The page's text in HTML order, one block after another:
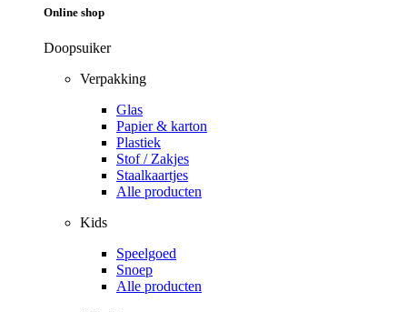
Online shop
Doopsuiker
Verpakking
Glas
Papier & karton
Plastiek
Stof / Zakjes
Staalkaartjes
Alle producten
Kids
Speelgoed
Snoep
Alle producten